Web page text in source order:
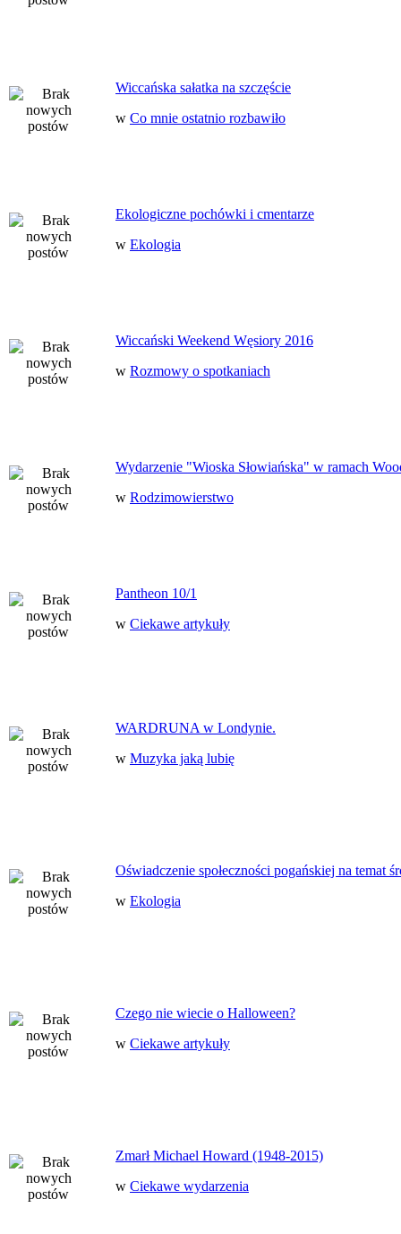
Wiccańska sałatka na szczęście
w Co mnie ostatnio rozbawiło
Ekologiczne pochówki i cmentarze
w Ekologia
Wiccański Weekend Węsiory 2016
w Rozmowy o spotkaniach
Wydarzenie "Wioska Słowiańska" w ramach
w Rodzimowierstwo
Pantheon 10/1
w Ciekawe artykuły
WARDRUNA w Londynie.
w Muzyka jaką lubię
Oświadczenie społeczności pogańskiej na temat
w Ekologia
Czego nie wiecie o Halloween?
w Ciekawe artykuły
Zmarł Michael Howard (1948-2015)
w Ciekawe wydarzenia